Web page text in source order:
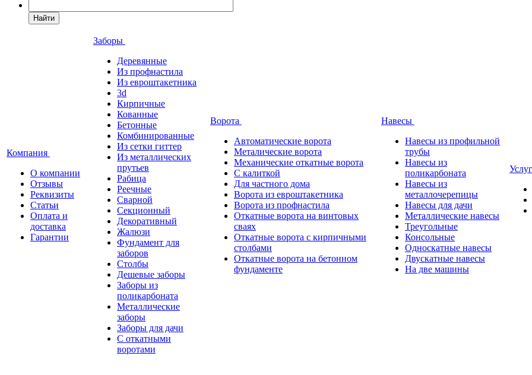
Найти
Компания
О компании
Отзывы
Реквизиты
Статьи
Оплата и
доставка
Гарантии
Заборы
Деревянные
Из профнастила
Из евроштакетника
3d
Кирпичные
Кованные
Бетонные
Комбинированные
Из сетки гиттер
Из металлических
прутьев
Рабица
Реечные
Сварной
Секционный
Декоративный
Жалюзи
Фундамент для
заборов
Столбы
Дешевые заборы
Заборы из
поликарбоната
Металлические
заборы
Заборы для дачи
С откатными
воротами
Ворота
Автоматические ворота
Металические ворота
Механические откатные ворота
С калиткой
Для частного дома
Ворота из евроштакетника
Ворота из профнастила
Откатные ворота на винтовых
сваях
Откатные ворота с кирпичными
столбами
Откатные ворота на бетонном
фундаменте
Навесы
Навесы из профильной
трубы
Навесы из
поликарбоната
Навесы из
металлочерепицы
Навесы для дачи
Металлические навесы
Треугольные
Консольные
Односкатные навесы
Двускатные навесы
На две машины